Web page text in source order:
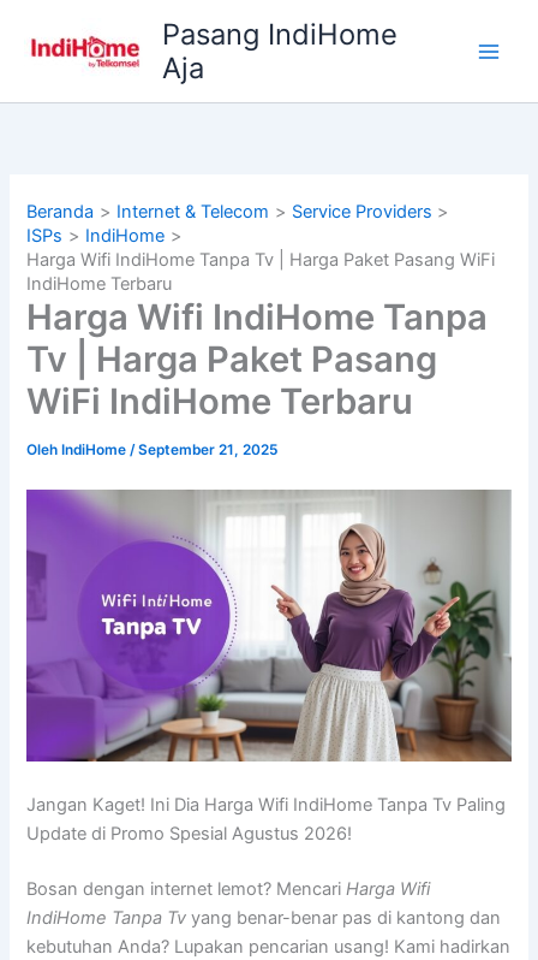
Pasang IndiHome
Aja
Beranda Internet & Telecom
Service Providers
ISPs
IndiHome
Harga Wifi IndiHome Tanpa Tv | Harga Paket Pasang WiFi
IndiHome Terbaru
Harga Wifi IndiHome Tanpa
Tv | Harga Paket Pasang
WiFi IndiHome Terbaru
Oleh IndiHome/September 21, 2025
Jangan Kaget! Ini Dia Harga Wifi IndiHome Tanpa Tv Paling
Update di Promo Spesial Agustus 2026!
Bosan dengan internet lemot? MencariHarga Wifi
IndiHome Tanpa Tv yang benar-benar pas di kantong dan
kebutuhan Anda? Lupakan pencarian usang! Kami hadirkan